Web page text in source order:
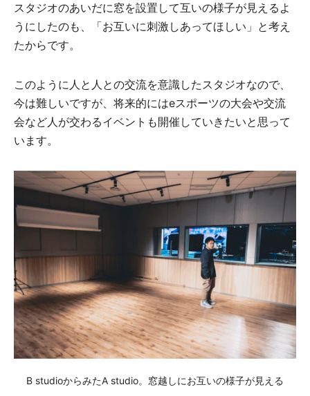
スタジオのあいだに窓を設置して互いの様子が見えるよ
うにしたのも、「お互いに刺激しあってほしい」と考え
たからです。
このように人と人との交流を意識したスタジオなので、
今は難しいですが、将来的にはeスポーツの大会や交流
会など人が交わるイベントも開催していきたいと思って
います。
B studioからみたA studio。窓越しにお互いの様子が見える